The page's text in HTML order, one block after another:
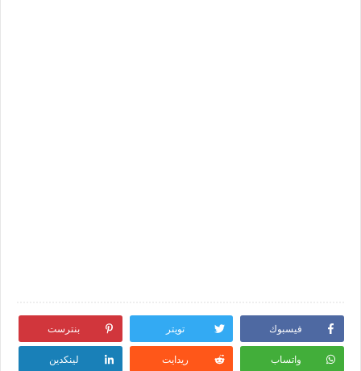
فيسبوك تويتر بنترست
واتساب ريدايت لينكدين